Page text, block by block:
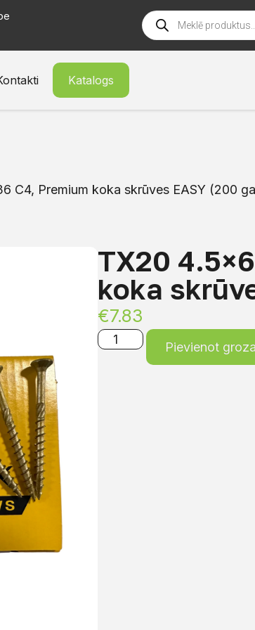
Katalogs
C4, Premium koka skrūves EASY (200
TX20
koka
€7.83
Pievienot